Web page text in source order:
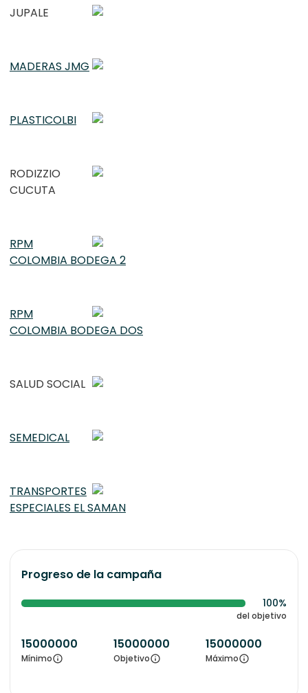
JUPALE
MADERAS JMG
PLASTICOLBI
RODIZZIO
CUCUTA
RPM
COLOMBIA BODEGA 2
RPM
COLOMBIA BODEGA DOS
SALUD SOCIAL
SEMEDICAL
TRANSPORTES
ESPECIALES EL SAMAN
Progreso de la campaña
100%
del objetivo
15000000
Mínimo
15000000
Objetivo
15000000
Máximo